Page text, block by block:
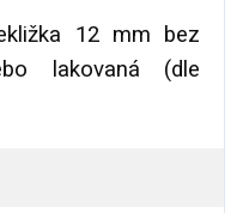
12 mm bez
lakovaná (dle